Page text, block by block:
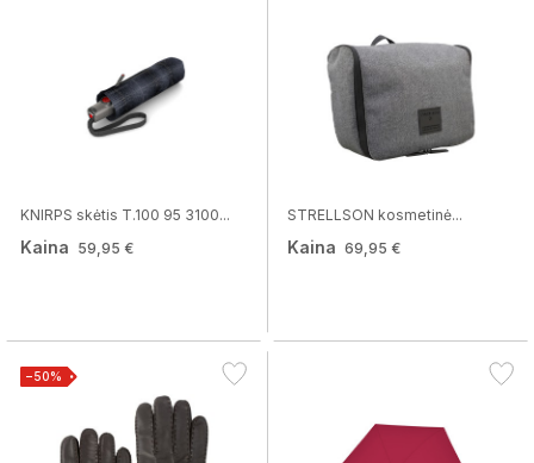
KNIRPS skėtis T.100 95 3100...
Kaina 59,95 €
STRELLSON kosmetinė...
Kaina 69,95 €
−50%